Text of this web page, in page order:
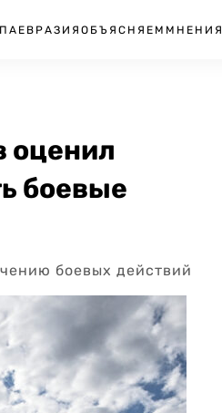
ЕВРАЗИЯ ОБЪЯСНЯЕМ МНЕНИЯ
оценил
боевые
боевых действий